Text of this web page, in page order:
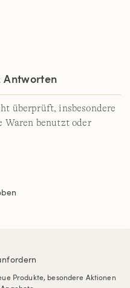
Antworten
überprüft, insbesondere
Waren benutzt oder
Produkte, besondere Aktionen